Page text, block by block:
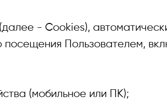
- Cookies),
Пользователем,
(мобильное или ПК);